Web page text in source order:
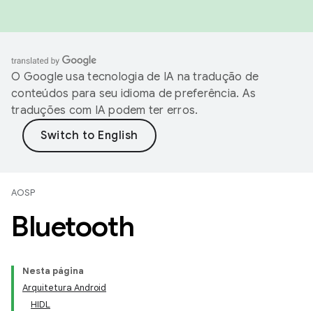
O Google usa tecnologia de IA na tradução de
conteúdos para seu idioma de preferência. As
traduções com IA podem ter erros.
AOSP
Bluetooth
Nesta página
Arquitetura Android
HIDL